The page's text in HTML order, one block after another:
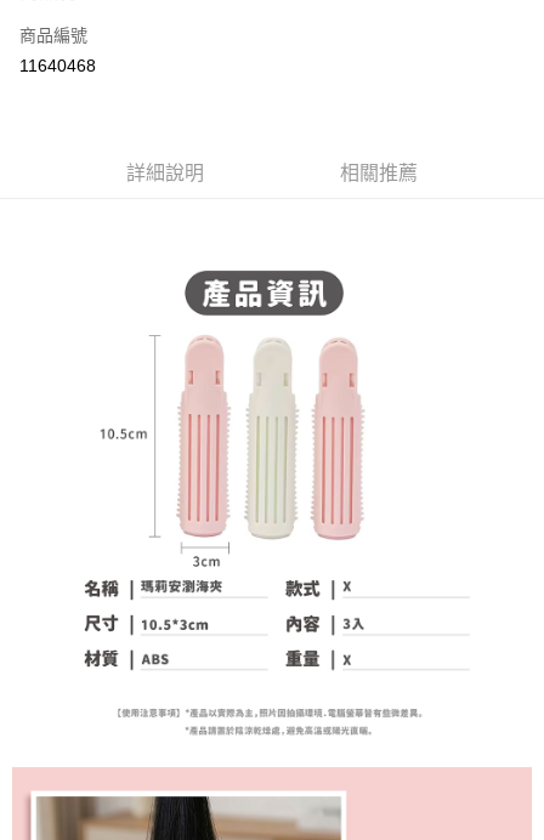
每筆NT$60，滿NT$599(含以上)免運費
付款後全家取貨
每筆NT$60，滿NT$599(含以上)免運費
每筆NT$120，滿NT$1,999(含以上)免運費
商品編號
11640468
詳細說明 相關推薦